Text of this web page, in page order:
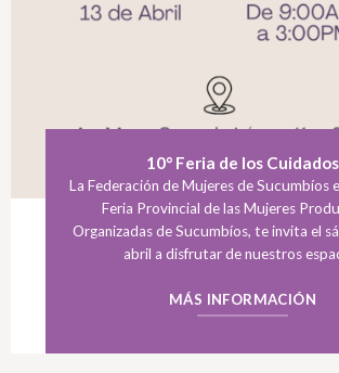
10° Feria de los Cuidados
La Federación de Mujeres de Sucumbíos
Feria Provincial de las Mujeres
Organizadas de Sucumbíos, te invita el
abril a disfrutar de nuestros
MÁS INFORMACIÓN